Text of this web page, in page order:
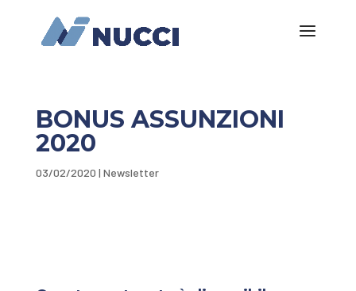
BONUS ASSUNZIONI
2020
03/02/2020 | Newsletter